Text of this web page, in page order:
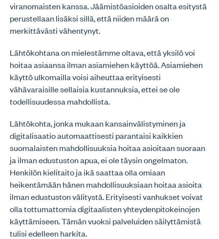
viranomaisten kanssa. Jäämistöasioiden osalta esitystä
perustellaan lisäksi sillä, että niiden määrä on
merkittävästi vähentynyt.
Lähtökohtana on mielestämme oltava, että yksilö voi
hoitaa asiaansa ilman asiamiehen käyttöä. Asiamiehen
käyttö ulkomailla voisi aiheuttaa erityisesti
vähävaraisille sellaisia kustannuksia, ettei se ole
todellisuudessa mahdollista.
Lähtökohta, jonka mukaan kansainvälistyminen ja
digitalisaatio automaattisesti parantaisi kaikkien
suomalaisten mahdollisuuksia hoitaa asioitaan suoraan
ja ilman edustuston apua, ei ole täysin ongelmaton.
Henkilön kielitaito ja ikä saattaa olla omiaan
heikentämään hänen mahdollisuuksiaan hoitaa asioita
ilman edustuston välitystä. Erityisesti vanhukset voivat
olla tottumattomia digitaalisten yhteydenpitokeinojen
käyttämiseen. Tämän vuoksi palveluiden säilyttämistä
tulisi edelleen harkita.